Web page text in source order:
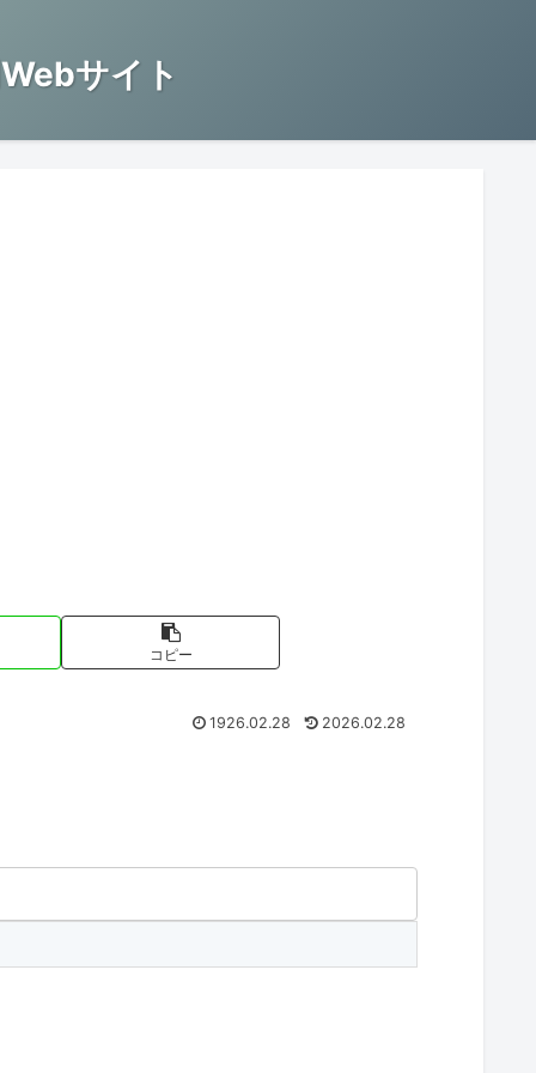
サイト
コピー
1926.02.28 2026.02.28